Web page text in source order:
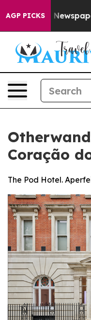
AGP PICKS
Newspaper
Coração
The Pod Hotel.